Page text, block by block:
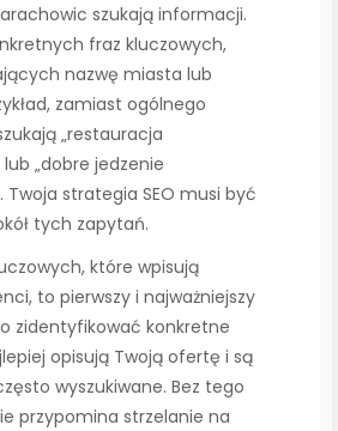
szukają informacji.
fraz kluczowych,
nazwę miasta lub
zamiast ogólnego
„restauracja
„dobre jedzenie
Twoja strategia SEO musi być
tych zapytań.
które wpisują
to pierwszy i najważniejszy
zidentyfikować konkretne
opisują Twoją ofertę i są
wyszukiwane. Bez tego
przypomina strzelanie na